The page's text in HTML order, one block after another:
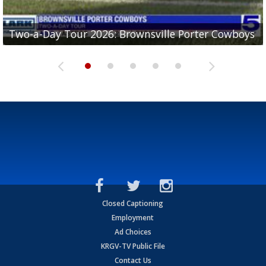
Two-a-Day Tour 2026: Brownsville Porter Cowboys
Two-a-Day Tour 2026: Brownsville Lopez Lobos
Two-a-Day Tour 2026: Mercedes Tigers
Two-a-Day Tour 2026: Progreso Red Ants
Two-a-Day Tour 2026: Donna Redskins
Closed Captioning
Employment
Ad Choices
KRGV-TV Public File
Contact Us